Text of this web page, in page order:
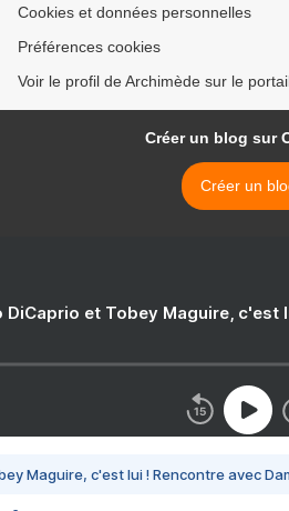
Cookies et données personnelles
Préférences cookies
Voir le profil de Archimède sur le
Créer un blog sur
Créer un
DiCaprio et Tobey Maguire, c'est
Maguire, c'est lui ! Rencontre avec